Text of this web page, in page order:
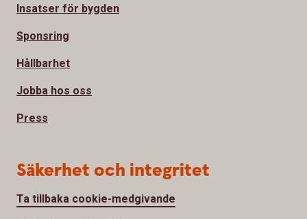
Insatser för bygden
Sponsring
Hållbarhet
Jobba hos oss
Press
Säkerhet och integritet
Ta tillbaka cookie-medgivande